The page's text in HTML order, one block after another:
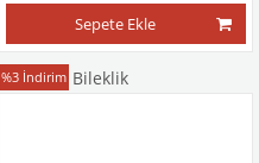
Sepete Ekle
Doğaltaş Bileklik
%3 İndirim